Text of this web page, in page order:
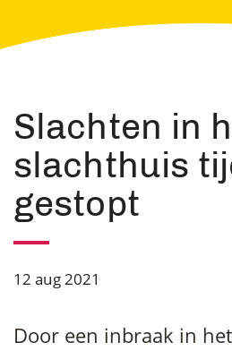
Slachten in
slachthuis
gestopt
12 aug 2021
Door een inbraak in